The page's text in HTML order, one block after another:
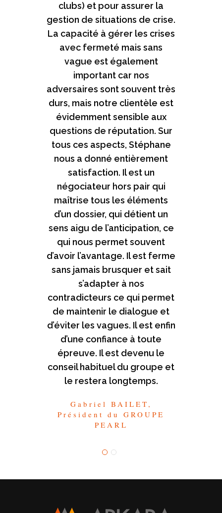
clubs) et pour assurer la
gestion de situations de crise.
La capacité à gérer les crises
avec fermeté mais sans
vague est également
important car nos
adversaires sont souvent très
durs, mais notre clientèle est
évidemment sensible aux
questions de réputation. Sur
tous ces aspects, Stéphane
nous a donné entièrement
satisfaction. Il est un
négociateur hors pair qui
maîtrise tous les éléments
d’un dossier, qui détient un
sens aigu de l’anticipation, ce
qui nous permet souvent
d’avoir l’avantage. Il est ferme
sans jamais brusquer et sait
s’adapter à nos
contradicteurs ce qui permet
de maintenir le dialogue et
d’éviter les vagues. Il est enfin
d’une confiance à toute
épreuve. Il est devenu le
conseil habituel du groupe et
le restera longtemps.
Gabriel BAILET,
Président du GROUPE
PEARL
exceptionnelle et la
pertinence de Stéphane
Dayan, qui n’a jamais hésité à
me réorienter vers un de ses
associés spécialisés pour les
dossiers techniques qui
sortaient de son cadre de
compétence. Chaque dossier
confié à Stéphane a été
l’occasion de mesurer sa
dextérité, son implication
réelle pour la défense de
nos intérêts et son
accompagnement
stratégique dans la posture à
adopter en négociation à
deux voix. Je suis convaincu
que le cabinet ARKARA est
taillée pour répondre aux
besoins d’exigence des
sociétés de taille
intermédiaire et au delà en
recherche d’excellence, de
solution sur mesure, d’une
relation de confiance et d’un
budget juridique maîtrisé.
David AMSELLEM,
Président et fondateur de
mondial des services VIP
de conciergerie